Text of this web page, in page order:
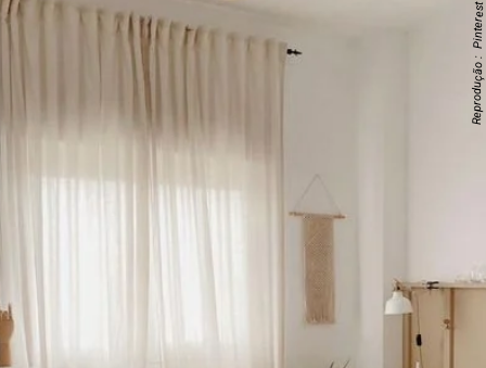
Reprodução : Pinterest